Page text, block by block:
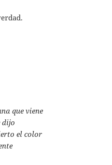
que viene
dijo
el color